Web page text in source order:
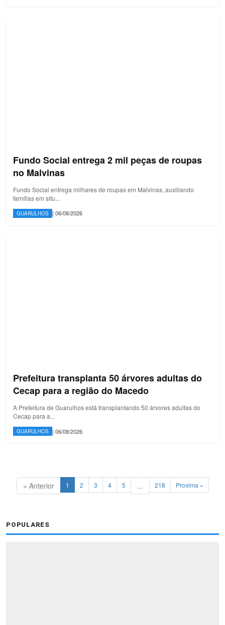
Fundo Social entrega 2 mil peças de roupas
no Malvinas
Fundo Social entrega milhares de roupas em Malvinas, auxiliando
famílias em situ...
GUARULHOS | 06/08/2026
Prefeitura transplanta 50 árvores adultas do
Cecap para a região do Macedo
A Prefeitura de Guarulhos está transplantando 50 árvores adultas do
Cecap para a...
GUARULHOS | 06/08/2026
« Anterior 1 2 3 4 5 ... 218 Proxima »
POPULARES